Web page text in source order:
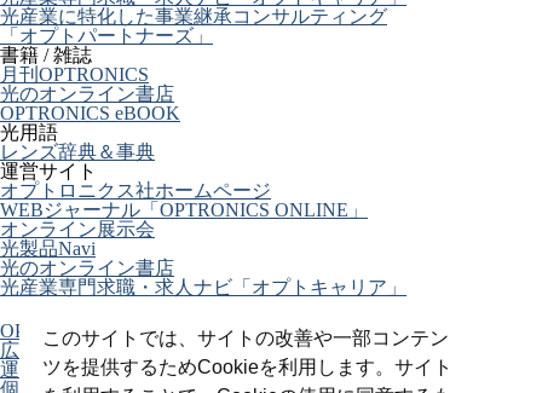
このサイトでは、サイトの改善や一部コンテン
ツを提供するためCookieを利用します。サイト
光産業に特化した事業継承コンサルティング
「オプトパートナーズ」
書籍 / 雑誌
月刊OPTRONICS
光のオンライン書店
OPTRONICS eBOOK
光用語
レンズ辞典＆事典
運営サイト
オプトロニクス社ホームページ
WEBジャーナル「OPTRONICS ONLINE」
オンライン展示会
光製品Navi
光のオンライン書店
光産業専門求職・求人ナビ「オプトキャリア」
OPTRONICS ONLINE について
広告掲載について
運営会社
個人情報